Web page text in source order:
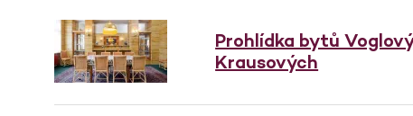
Prohlídka bytů
Krausových